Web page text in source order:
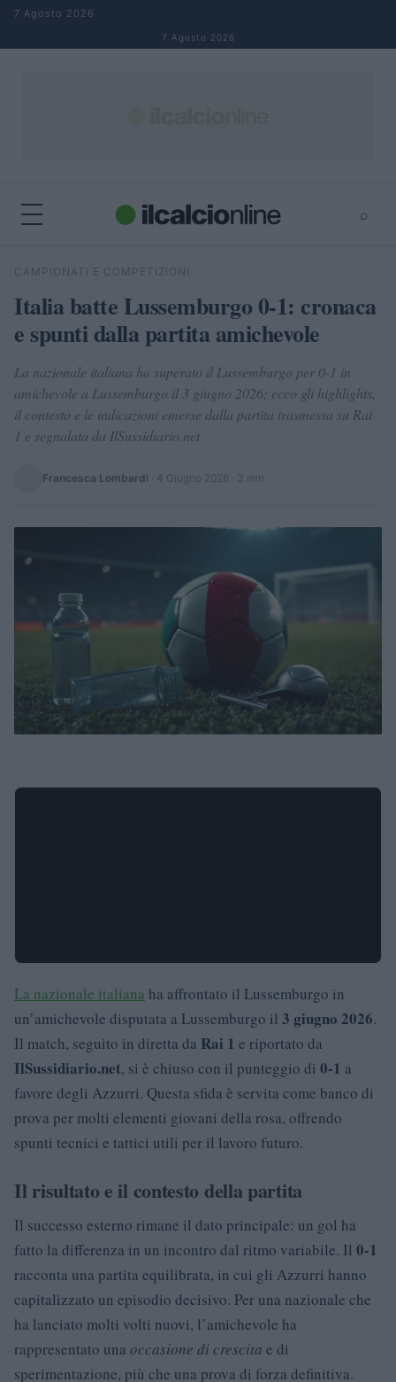
Salta al contenuto
7 Agosto 2026
7 Agosto 2026
⌕
Cerca
CAMPIONATI E COMPETIZIONI
Italia batte Lussemburgo 0-1: cronaca
e spunti dalla partita amichevole
La nazionale italiana ha superato il Lussemburgo per 0-1 in
amichevole a Lussemburgo il 3 giugno 2026; ecco gli highlights,
il contesto e le indicazioni emerse dalla partita trasmessa su Rai
1 e segnalata da IlSussidiario.net
Francesca Lombardi 4 Giugno 2026 · 3 min
La nazionale italiana ha affrontato il Lussemburgo in
un’amichevole disputata a Lussemburgo il 3 giugno 2026.
Il match, seguito in diretta da Rai 1 e riportato da
IlSussidiario.net, si è chiuso con il punteggio di 0-1 a
favore degli Azzurri. Questa sfida è servita come banco di
prova per molti elementi giovani della rosa, offrendo
spunti tecnici e tattici utili per il lavoro futuro.
Il risultato e il contesto della partita
Il successo esterno rimane il dato principale: un gol ha
fatto la differenza in un incontro dal ritmo variabile. Il 0-1
racconta una partita equilibrata, in cui gli Azzurri hanno
capitalizzato un episodio decisivo. Per una nazionale che
ha lanciato molti volti nuovi, l’amichevole ha
rappresentato una occasione di crescita e di
sperimentazione, più che una prova di forza definitiva.